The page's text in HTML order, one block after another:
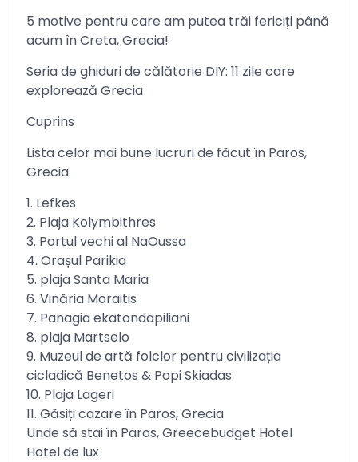
5 motive pentru care am putea trăi fericiți până
acum în Creta, Grecia!
Seria de ghiduri de călătorie DIY: 11 zile care
explorează Grecia
Cuprins
Lista celor mai bune lucruri de făcut în Paros,
Grecia
1. Lefkes
2. Plaja Kolymbithres
3. Portul vechi al NaOussa
4. Orașul Parikia
5. plaja Santa Maria
6. Vinăria Moraitis
7. Panagia ekatondapiliani
8. plaja Martselo
9. Muzeul de artă folclor pentru civilizația
cicladică Benetos & Popi Skiadas
10. Plaja Lageri
11. Găsiți cazare în Paros, Grecia
Unde să stai în Paros, Greecebudget Hotel
Hotel de lux